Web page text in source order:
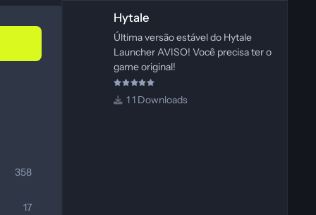
358
17
Hytale
Última versão estável do Hytale
Launcher AVISO! Você precisa ter o
game original!
1 Downloads